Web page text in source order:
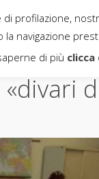
profilazione,
la navigazione
di più clicca